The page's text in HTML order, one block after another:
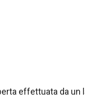
effettuata da un